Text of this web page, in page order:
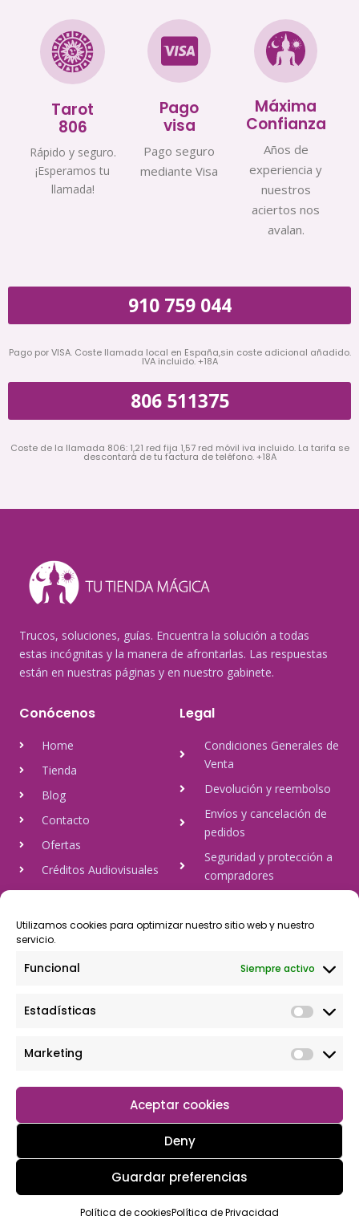
Utilizamos cookies para optimizar nuestro sitio web y nuestro
servicio.
Funcional Siempre activo
Estadísticas
Marketing
Aceptar cookies
Deny
Guardar preferencias
Política de cookiesPolítica de Privacidad
Tarot
806
Rápido y seguro.
¡Esperamos tu
llamada!
Pago
visa
Pago seguro
mediante Visa
Máxima
Confianza
Años de
experiencia y
nuestros
aciertos nos
avalan.
910 759 044
Pago por VISA. Coste llamada local en España,sin coste adicional añadido.
IVA incluido. +18A
806 511375
Coste de la llamada 806: 1,21 red fija 1,57 red móvil iva incluido. La tarifa se
descontará de tu factura de teléfono. +18A
Trucos, soluciones, guías. Encuentra la solución a todas
estas incógnitas y la manera de afrontarlas. Las respuestas
están en nuestras páginas y en nuestro gabinete.
Conócenos
Home
Tienda
Blog
Contacto
Ofertas
Créditos Audiovisuales
tulineamagica.com
Legal
Condiciones Generales de
Venta
Devolución y reembolso
Envíos y cancelación de
pedidos
Seguridad y protección a
compradores
Política de cookies
Copyright © 2026 Tu tienda magica